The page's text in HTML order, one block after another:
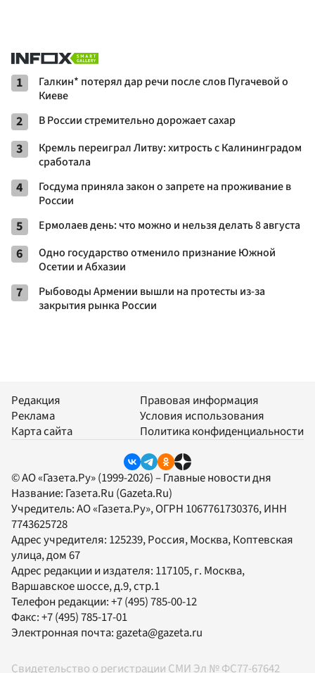
1
Галкин* потерял дар речи после слов Пугачевой о
Киеве
2 В России стремительно дорожает сахар
3
Кремль переиграл Литву: хитрость с Калининградом
сработала
4
Госдума приняла закон о запрете на проживание в
России
5 Ермолаев день: что можно и нельзя делать 8 августа
6
Одно государство отменило признание Южной
Осетии и Абхазии
7
Рыбоводы Армении вышли на протесты из-за
закрытия рынка России
Редакция
Реклама
Карта сайта
Правовая информация
Условия использования
Политика конфиденциальности
© АО «Газета.Ру» (1999-2026) – Главные новости дня
Название: Газета.Ru (Gazeta.Ru)
Учредитель:АО «Газета.Ру», ОГРН 1067761730376, ИНН
7743625728
Адрес учредителя: 125239, Россия, Москва, Коптевская
улица, дом 67
Адрес редакции и издателя: 117105, г. Москва,
Варшавское шоссе, д.9, стр.1
Телефон редакции:+7 (495) 785-00-12
Факс:+7 (495) 785-17-01
Электронная почта:gazeta@gazeta.ru
Свидетельство о регистрации СМИ Эл № ФС77-67642